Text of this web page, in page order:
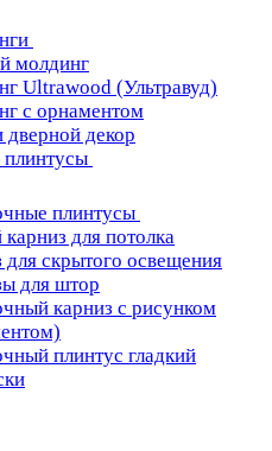
молдинг
Ultrawood (Ультравуд)
с орнаментом
декор
плинтусы
для потолка
для скрытого освещения
для штор
карниз с рисунком
плинтус гладкий